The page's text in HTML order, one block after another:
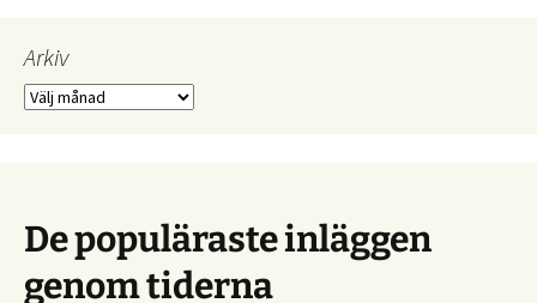
Arkiv
Arkiv
De populäraste inläggen
genom tiderna